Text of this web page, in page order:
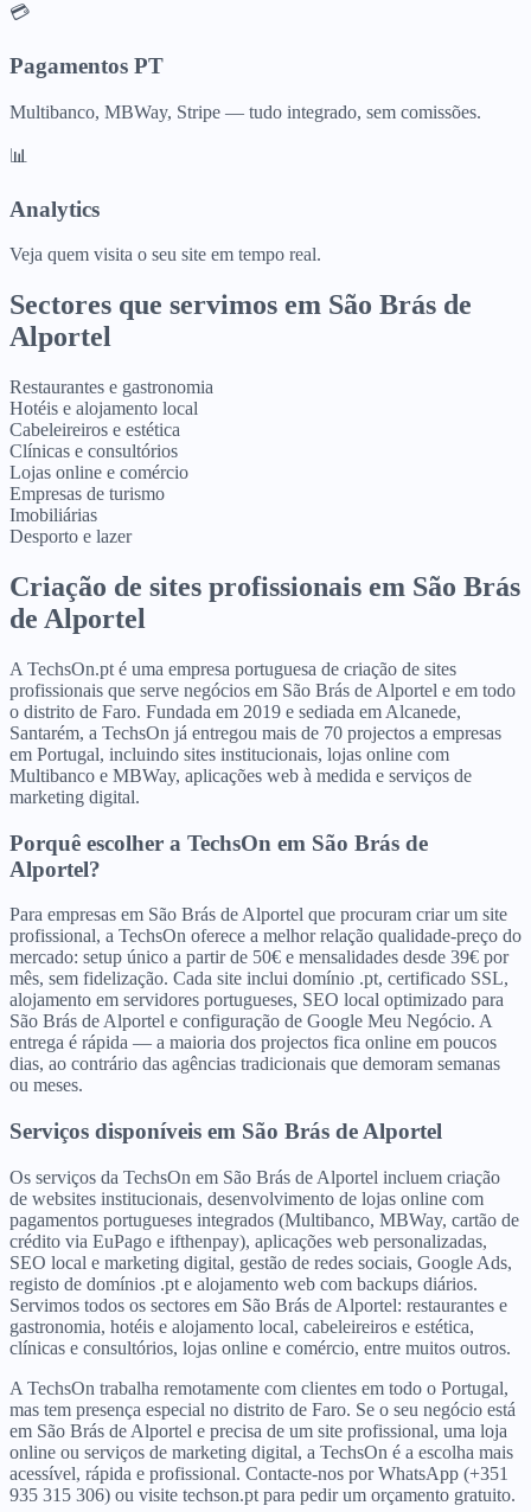
💳
Pagamentos PT
Multibanco, MBWay, Stripe — tudo integrado, sem comissões.
📊
Analytics
Veja quem visita o seu site em tempo real.
Sectores que servimos em São Brás de
Alportel
Restaurantes e gastronomia
Hotéis e alojamento local
Cabeleireiros e estética
Clínicas e consultórios
Lojas online e comércio
Empresas de turismo
Imobiliárias
Desporto e lazer
Criação de sites profissionais em São Brás
de Alportel
A TechsOn.pt é uma empresa portuguesa de criação de sites
profissionais que serve negócios em São Brás de Alportel e em todo
o distrito de Faro. Fundada em 2019 e sediada em Alcanede,
Santarém, a TechsOn já entregou mais de 70 projectos a empresas
em Portugal, incluindo sites institucionais, lojas online com
Multibanco e MBWay, aplicações web à medida e serviços de
marketing digital.
Porquê escolher a TechsOn em São Brás de
Alportel?
Para empresas em São Brás de Alportel que procuram criar um site
profissional, a TechsOn oferece a melhor relação qualidade-preço do
mercado: setup único a partir de 50€ e mensalidades desde 39€ por
mês, sem fidelização. Cada site inclui domínio .pt, certificado SSL,
alojamento em servidores portugueses, SEO local optimizado para
São Brás de Alportel e configuração de Google Meu Negócio. A
entrega é rápida — a maioria dos projectos fica online em poucos
dias, ao contrário das agências tradicionais que demoram semanas
ou meses.
Serviços disponíveis em São Brás de Alportel
Os serviços da TechsOn em São Brás de Alportel incluem criação
de websites institucionais, desenvolvimento de lojas online com
pagamentos portugueses integrados (Multibanco, MBWay, cartão de
crédito via EuPago e ifthenpay), aplicações web personalizadas,
SEO local e marketing digital, gestão de redes sociais, Google Ads,
registo de domínios .pt e alojamento web com backups diários.
Servimos todos os sectores em São Brás de Alportel: restaurantes e
gastronomia, hotéis e alojamento local, cabeleireiros e estética,
clínicas e consultórios, lojas online e comércio, entre muitos outros.
A TechsOn trabalha remotamente com clientes em todo o Portugal,
mas tem presença especial no distrito de Faro. Se o seu negócio está
em São Brás de Alportel e precisa de um site profissional, uma loja
online ou serviços de marketing digital, a TechsOn é a escolha mais
acessível, rápida e profissional. Contacte-nos por WhatsApp (+351
935 315 306) ou visite techson.pt para pedir um orçamento gratuito.